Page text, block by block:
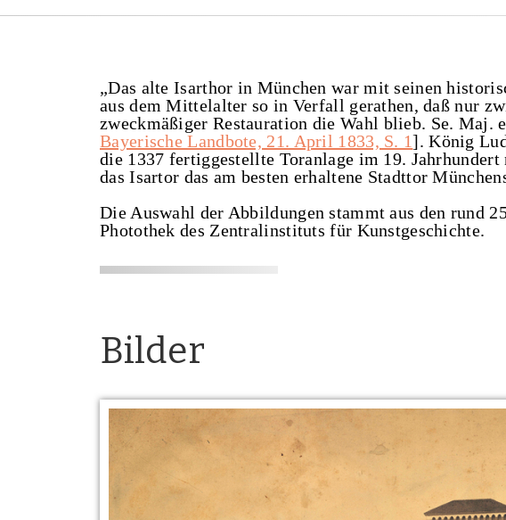
„Das alte Isarthor in München war mit seinen
aus dem Mittelalter so in Verfall gerathen, daß nur
zweckmäßiger Restauration die Wahl blieb. Se. Maj.
Bayerische Landbote, 21. April 1833, S. 1]. König
die 1337 fertiggestellte Toranlage im 19.
das Isartor das am besten erhaltene Stadttor
Die Auswahl der Abbildungen stammt aus den rund
Photothek des Zentralinstituts für Kunstgeschichte.
Bilder